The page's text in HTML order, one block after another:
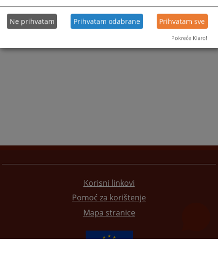
Korisni linkovi
Pomoć za korištenje
Mapa stranice
Ne prihvatam Prihvatam odabrane Prihvatam sve
Pokreće Klaro!